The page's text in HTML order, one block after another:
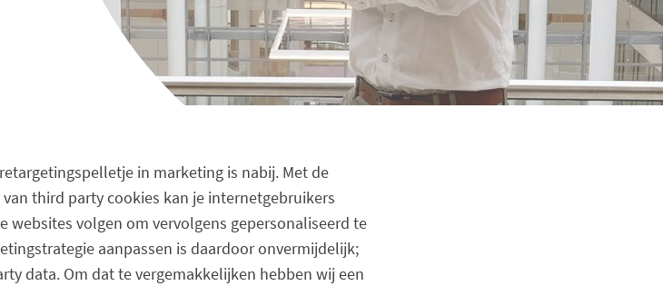
in marketing is nabij. Met de
third party cookies kan je internetgebruikers
websites volgen om vervolgens gepersonaliseerd te
aanpassen is daardoor onvermijdelijk;
data. Om dat te vergemakkelijken hebben wij een